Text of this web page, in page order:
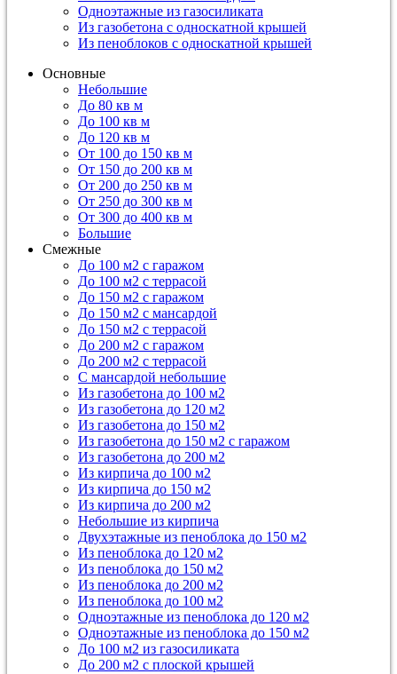
Одноэтажные из газосиликата
Из газобетона с односкатной крышей
Из пеноблоков с односкатной крышей
Основные
Небольшие
До 80 кв м
До 100 кв м
До 120 кв м
От 100 до 150 кв м
От 150 до 200 кв м
От 200 до 250 кв м
От 250 до 300 кв м
От 300 до 400 кв м
Большие
Смежные
До 100 м2 с гаражом
До 100 м2 с террасой
До 150 м2 с гаражом
До 150 м2 с мансардой
До 150 м2 с террасой
До 200 м2 с гаражом
До 200 м2 с террасой
С мансардой небольшие
Из газобетона до 100 м2
Из газобетона до 120 м2
Из газобетона до 150 м2
Из газобетона до 150 м2 с гаражом
Из газобетона до 200 м2
Из кирпича до 100 м2
Из кирпича до 150 м2
Из кирпича до 200 м2
Небольшие из кирпича
Двухэтажные из пеноблока до 150 м2
Из пеноблока до 120 м2
Из пеноблока до 150 м2
Из пеноблока до 200 м2
Из пеноблока до 100 м2
Одноэтажные из пеноблока до 120 м2
Одноэтажные из пеноблока до 150 м2
До 100 м2 из газосиликата
До 200 м2 с плоской крышей